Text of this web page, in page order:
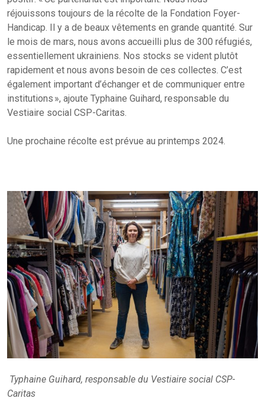
réjouissons toujours de la récolte de la Fondation Foyer-
Handicap. Il y a de beaux vêtements en grande quantité. Sur
le mois de mars, nous avons accueilli plus de 300 réfugiés,
essentiellement ukrainiens. Nos stocks se vident plutôt
rapidement et nous avons besoin de ces collectes. C’est
également important d’échanger et de communiquer entre
institutions », ajoute Typhaine Guihard, responsable du
Vestiaire social CSP-Caritas.
Une prochaine récolte est prévue au printemps 2024.
Typhaine Guihard, responsable du Vestiaire social CSP-
Caritas